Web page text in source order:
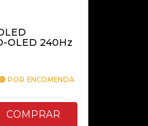
OLED 240Hz
POR ENCOMENDA
COMPRAR